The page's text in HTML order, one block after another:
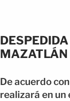
MAZATLÁN
De acuerdo
realizará en